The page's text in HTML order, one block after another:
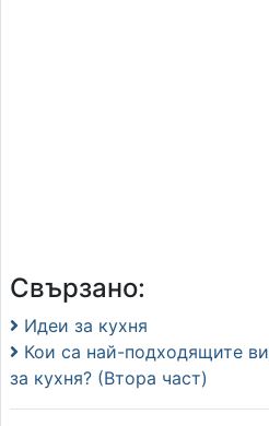
Свързано:
Идеи за кухня
Кои са най-подходящите
за кухня? (Втора част)